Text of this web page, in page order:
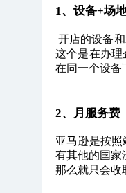
1、设备+场
开店的设备
这个是在办
在同一个设备
2、月服务费
亚马逊是按
有其他的国家
那么就只会收